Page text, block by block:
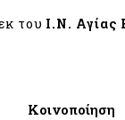
του Ι.Ν. Αγίας
Κοινοποίηση